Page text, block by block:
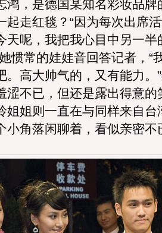
鸿，是德国某知名彩妆品牌
起走红毯？“因为每次出席
天呢，我把我心目中另一半
惯常的娃娃音回答记者，“
。高大帅气的，又有能力。
涩不已，但还是露出得意的
姐姐则一直在与同样来自台
小角落闲聊着，看似亲密不